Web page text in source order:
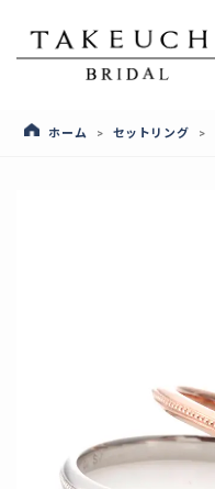
ホーム > セットリング >